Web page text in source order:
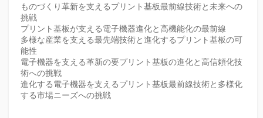
ものづくり革新を支えるプリント基板最前線技術と未来への
挑戦
プリント基板が支える電子機器進化と高機能化の最前線
多様な産業を支える最先端技術と進化するプリント基板の可
能性
電子機器を支える革新の要プリント基板の進化と高信頼化技
術への挑戦
進化する電子機器を支えるプリント基板最前線技術と多様化
する市場ニーズへの挑戦